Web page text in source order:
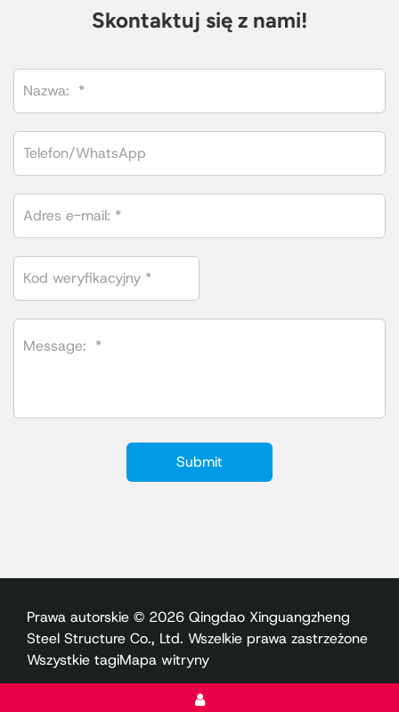
Skontaktuj się z nami!
Prawa autorskie © 2026 Qingdao Xinguangzheng
Steel Structure Co., Ltd. Wszelkie prawa zastrzeżone
Wszystkie tagiMapa witryny